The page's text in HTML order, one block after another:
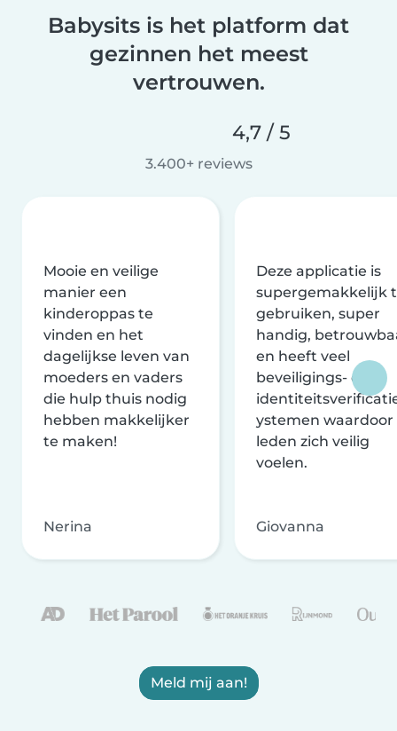
Babysits is het platform dat
gezinnen het meest
vertrouwen.
4,7 / 5
3.400+ reviews
Mooie en veilige
manier een
kinderoppas te
vinden en het
dagelijkse leven van
moeders en vaders
die hulp thuis nodig
hebben makkelijker
te maken!
Nerina
Deze applicatie is
supergemakkelijk
gebruiken, super
handig,
en heeft veel
beveiligings- en
ystemen waardoor
leden zich veilig
voelen.
Giovanna
Meld mij aan!